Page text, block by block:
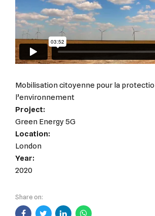
Mobilisation citoyenne pour la
l’environnement
Project:
Green Energy 5G
Location:
London
Year:
2020
Share on: